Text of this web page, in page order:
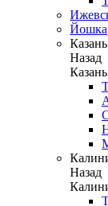
Казань
Назад
Казань
Назад